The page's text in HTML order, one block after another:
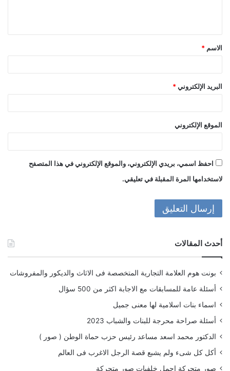
ق
*
الاسم *
البريد الإلكتروني *
الموقع الإلكتروني
احفظ اسمي، بريدي الإلكتروني، والموقع الإلكتروني في هذا المتصفح
لاستخدامها المرة المقبلة في تعليقي.
أحدث المقالات
بونت هوم العلامة التجارية المتخصصة فى الاثاث والديكور والمفروشات
أسئلة عامة للمسابقات مع الاجابة اكثر من 500 سؤال
اسماء بنات اسلامية لها معنى جميل
أسئلة صراحة محرجة للبنات والشباب 2023
الدكتور محمد اسعد مساعد رئيس حزب حماة الوطن ( صور )
أكل كل شىء ولم يشبع قصة الرجل الاغرب فى العالم
صور متحركة اجمل خلفيات صور متحركة